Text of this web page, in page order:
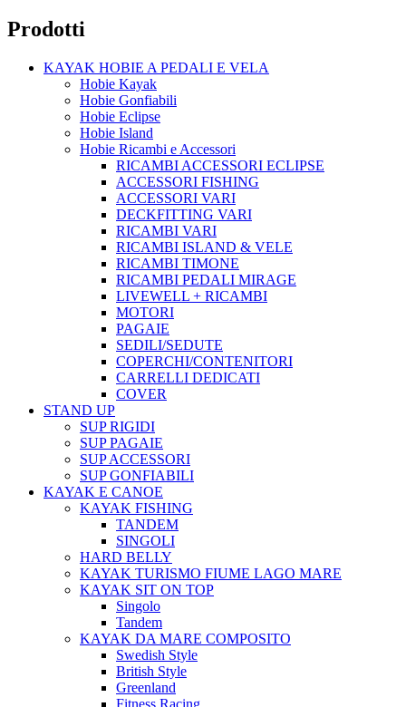
Prodotti
KAYAK HOBIE A PEDALI E VELA
Hobie Kayak
Hobie Gonfiabili
Hobie Eclipse
Hobie Island
Hobie Ricambi e Accessori
RICAMBI ACCESSORI ECLIPSE
ACCESSORI FISHING
ACCESSORI VARI
DECKFITTING VARI
RICAMBI VARI
RICAMBI ISLAND & VELE
RICAMBI TIMONE
RICAMBI PEDALI MIRAGE
LIVEWELL + RICAMBI
MOTORI
PAGAIE
SEDILI/SEDUTE
COPERCHI/CONTENITORI
CARRELLI DEDICATI
COVER
STAND UP
SUP RIGIDI
SUP PAGAIE
SUP ACCESSORI
SUP GONFIABILI
KAYAK E CANOE
KAYAK FISHING
TANDEM
SINGOLI
HARD BELLY
KAYAK TURISMO FIUME LAGO MARE
KAYAK SIT ON TOP
Singolo
Tandem
KAYAK DA MARE COMPOSITO
Swedish Style
British Style
Greenland
Fitness Racing